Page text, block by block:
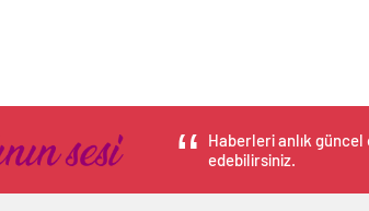
Haberleri anlık
edebilirsiniz.